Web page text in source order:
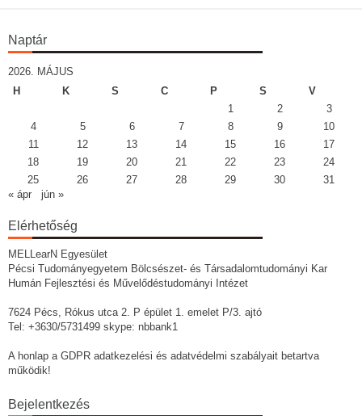
Naptár
2026. MÁJUS
H
K S C P S
V
1
2
3
4
5 6 7 8 9
10
11
12 13 14 15 16
17
18
19 20 21 22 23
24
25
26 27 28 29 30
31
« ápr
jún »
Elérhetőség
MELLearN Egyesület
Pécsi Tudományegyetem Bölcsészet- és Társadalomtudományi Kar
Humán Fejlesztési és Művelődéstudományi Intézet
7624 Pécs, Rókus utca 2. P épület 1. emelet P/3. ajtó
Tel: +3630/5731499 skype: nbbank1
A honlap a GDPR adatkezelési és adatvédelmi szabályait betartva
működik!
Bejelentkezés